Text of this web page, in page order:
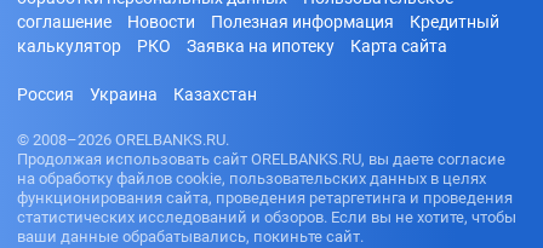
соглашение
Новости Полезная информация
Кредитный
калькулятор
РКО Заявка на ипотеку Карта сайта
Россия Украина Казахстан
© 2008–2026 ORELBANKS.RU.
Продолжая использовать сайт ORELBANKS.RU, вы даете согласие
на обработку файлов cookie, пользовательских данных в целях
функционирования сайта, проведения ретаргетинга и проведения
статистических исследований и обзоров. Если вы не хотите, чтобы
ваши данные обрабатывались, покиньте сайт.